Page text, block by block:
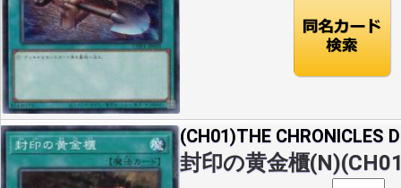
(CH01)THE CHRONICLES
封印の黄金櫃